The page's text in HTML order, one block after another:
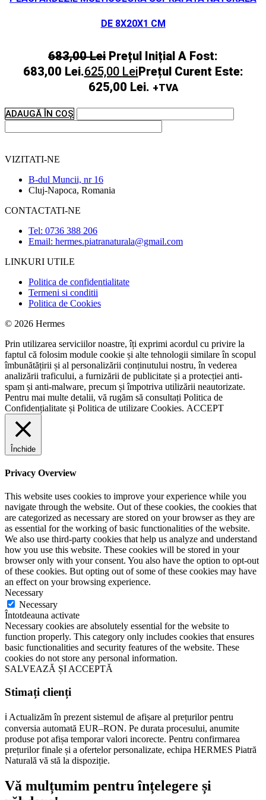
DE 8X20X1 CM
683,00Lei Prețul Inițial A Fost:
683,00 Lei.625,00 LeiPrețul Curent Este:
625,00 Lei. +TVA
ADAUGĂ ÎN COȘ
VIZITATI-NE
B-dul Muncii, nr 16
Cluj-Napoca, Romania
CONTACTATI-NE
Tel: 0736 388 206
Email: hermes.piatranaturala@gmail.com
LINKURI UTILE
Politica de confidentialitate
Termeni si conditii
Politica de Cookies
© 2026 Hermes
Prin utilizarea serviciilor noastre, îți exprimi acordul cu privire la
faptul că folosim module cookie și alte tehnologii similare în scopul
îmbunătățirii și al personalizării conținutului nostru, în vederea
analizării traficului, a furnizării de publicitate și a protecției anti-
spam și anti-malware, precum și împotriva utilizării neautorizate.
Pentru mai multe detalii, vă rugăm să consultați Politica de
Confidențialitate și Politica de utilizare Cookies. ACCEPT
Închide
Privacy Overview
This website uses cookies to improve your experience while you
navigate through the website. Out of these cookies, the cookies that
are categorized as necessary are stored on your browser as they are
as essential for the working of basic functionalities of the website.
We also use third-party cookies that help us analyze and understand
how you use this website. These cookies will be stored in your
browser only with your consent. You also have the option to opt-out
of these cookies. But opting out of some of these cookies may have
an effect on your browsing experience.
Necessary
Necessary
Întotdeauna activate
Necessary cookies are absolutely essential for the website to
function properly. This category only includes cookies that ensures
basic functionalities and security features of the website. These
cookies do not store any personal information.
SALVEAZĂ ȘI ACCEPTĂ
Stimați clienți
ℹ️ Actualizăm în prezent sistemul de afișare al prețurilor pentru
conversia automată EUR–RON. Pe durata procesului, anumite
produse pot afișa temporar valori incorecte. Pentru confirmarea
prețurilor finale și a ofertelor personalizate, echipa HERMES Piatră
Naturală vă stă la dispoziție.
Vă mulțumim pentru înțelegere și